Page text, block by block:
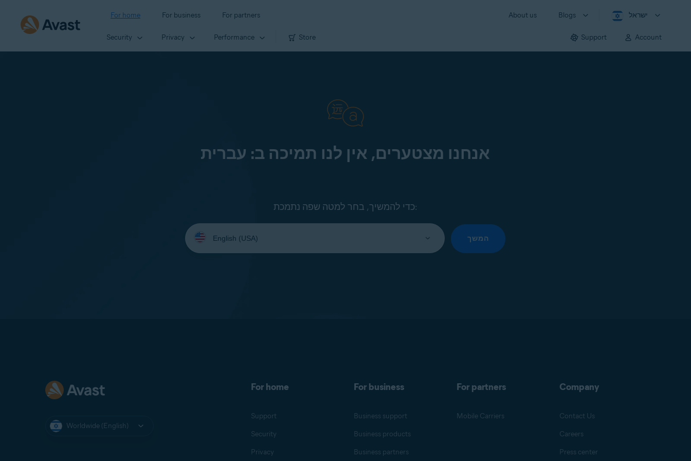
For home For business For partners About us Blogs ישראל
Security Privacy Performance Store Support Account
אנחנו מצטערים, אין לנו תמיכה ב: עברית
כדי להמשיך, בחר למטה שפה נתמכת:
Select
your
language:
המשך
Worldwide (English)
For home
Support
Security
Privacy
For business
Business support
Business products
Business partners
For partners
Mobile Carriers
Company
Contact Us
Careers
Press center